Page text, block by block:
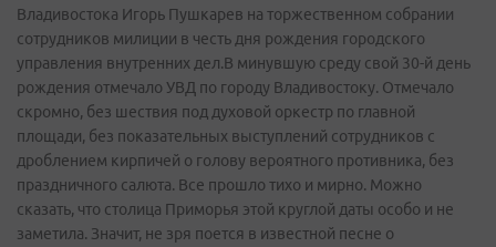
Владивостока Игорь Пушкарев на торжественном собрании
сотрудников милиции в честь дня рождения городского
управления внутренних дел.В минувшую среду свой 30-й день
рождения отмечало УВД по городу Владивостоку. Отмечало
скромно, без шествия под духовой оркестр по главной
площади, без показательных выступлений сотрудников с
дроблением кирпичей о голову вероятного противника, без
праздничного салюта. Все прошло тихо и мирно. Можно
сказать, что столица Приморья этой круглой даты особо и не
заметила. Значит, не зря поется в известной песне о